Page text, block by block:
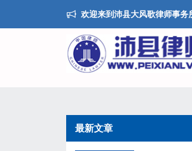
欢迎来到沛县大风歌律师事务
最新文章